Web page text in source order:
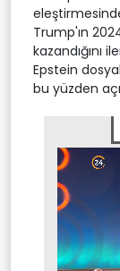
Trump'ın
kazandığını
Epstein
bu yüzden